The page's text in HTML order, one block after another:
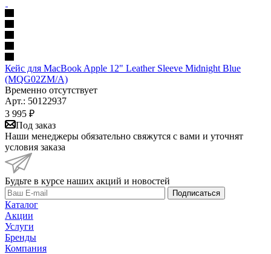
Кейс для MacBook Apple 12" Leather Sleeve Midnight Blue
(MQG02ZM/A)
Временно отсутствует
Арт.: 50122937
3 995 ₽
Под заказ
Наши менеджеры обязательно свяжутся с вами и уточнят
условия заказа
Будьте в курсе наших акций и новостей
Подписаться
Каталог
Акции
Услуги
Бренды
Компания